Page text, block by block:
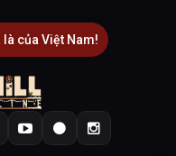
là của Việt Nam!